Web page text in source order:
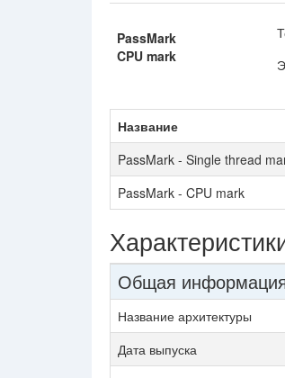
PassMark
CPU mark
Название
PassMark - Single thread
PassMark - CPU mark
Общая
Название архитектуры
Дата выпуска